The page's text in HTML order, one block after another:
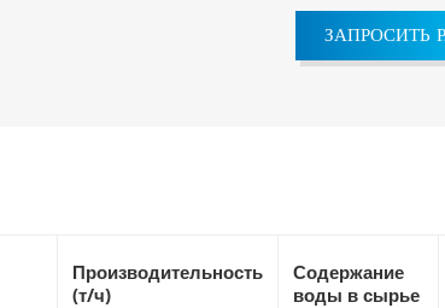
ЗАПРОСИТЬ
Производительность
(т/ч)
Содержание
воды в сырье